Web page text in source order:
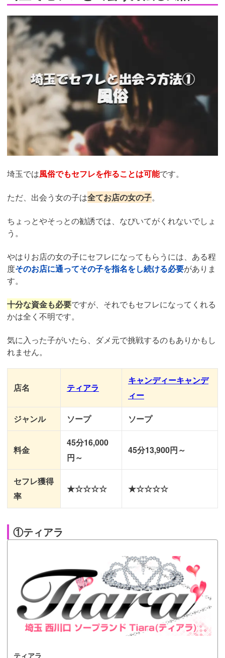
埼玉では風俗でもセフレを作ることは可能です。
ただ、出会う女の子は全てお店の女の子。
ちょっとやそっとの勧誘では、なびいてがくれないでしょ
う。
やはりお店の女の子にセフレになってもらうには、ある程
度そのお店に通ってその子を指名をし続ける必要がありま
す。
十分な資金も必要ですが、それでもセフレになってくれる
かは全く不明です。
気に入った子がいたら、ダメ元で挑戦するのもありかもし
れません。
店名 ティアラ
キャンディーキャンデ
ィー
ジャンル ソープ ソープ
料金
45分16,000
円～
45分13,900円～
セフレ獲得
率
★☆☆☆☆ ★☆☆☆☆
①ティアラ
ティアラ